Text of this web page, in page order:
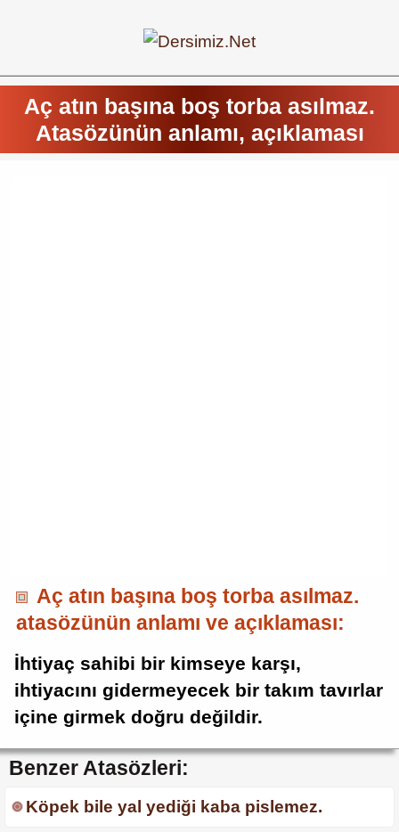
Aç atın başına boş torba asılmaz.
Atasözünün anlamı, açıklaması
Aç atın başına boş torba asılmaz.
atasözünün anlamı ve açıklaması:
İhtiyaç sahibi bir kimseye karşı,
ihtiyacını gidermeyecek bir takım tavırlar
içine girmek doğru değildir.
Benzer Atasözleri:
Köpek bile yal yediği kaba pislemez.